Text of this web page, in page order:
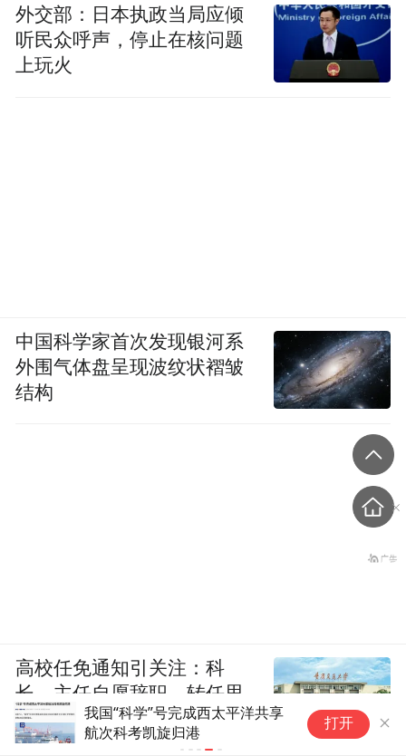
我国“科学”号完成西太平洋共享
航次科考凯旋归港
打开
外交部：日本执政当局应倾
听民众呼声，停止在核问题
上玩火
中国科学家首次发现银河系
外围气体盘呈现波纹状褶皱
结构
高校任免通知引关注：科
长、主任自愿辞职，转任思
政辅导员